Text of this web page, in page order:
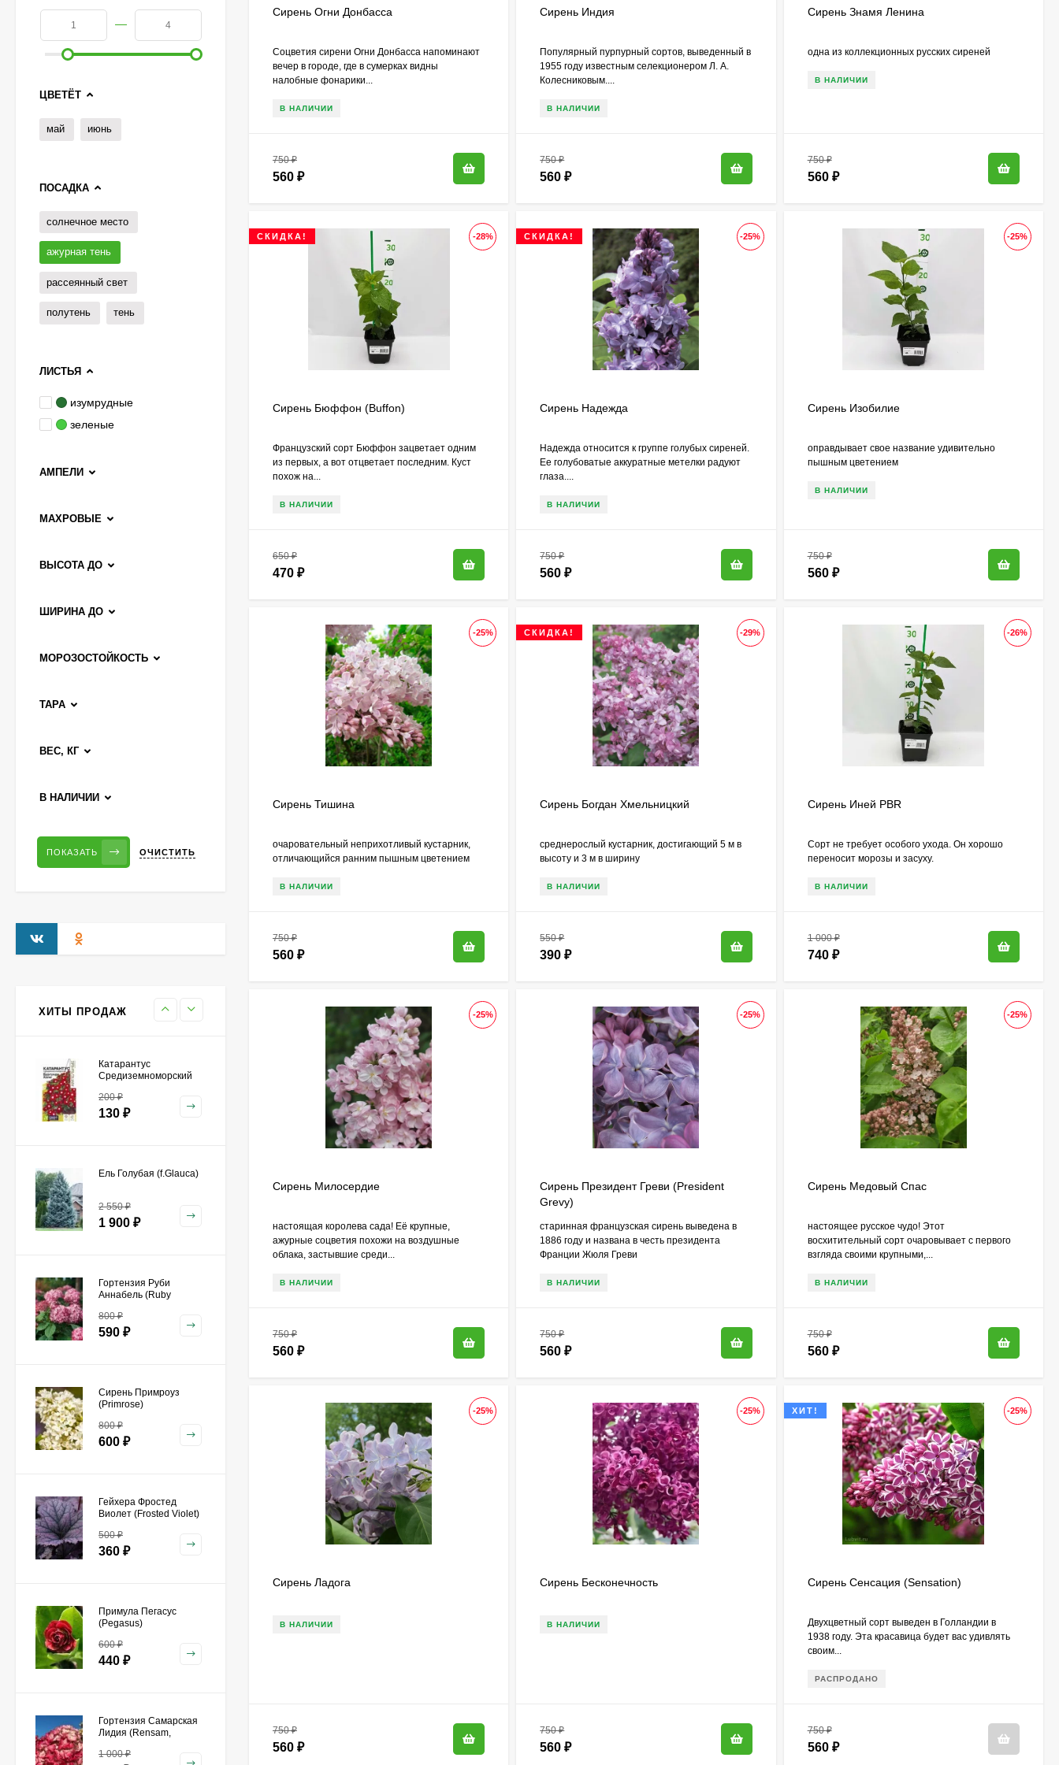
Сирень Огни Донбасса
Соцветия сирени Огни Донбасса напоминают
вечер в городе, где в сумерках видны
налобные фонарики...
В НАЛИЧИИ
750₽
560 ₽
Сирень Индия
Популярный пурпурный сортов, выведенный в
1955 году известным селекционером Л. А.
Колесниковым....
В НАЛИЧИИ
750₽
560₽
Сирень Знамя Ленина
одна из коллекционных русских сиреней
В НАЛИЧИИ
750₽
560 ₽
-28%
СКИДКА!
Сирень Бюффон (Buffon)
Французский сорт Бюффон зацветает одним
из первых, а вот отцветает последним. Куст
похож на...
В НАЛИЧИИ
650₽
470 ₽
-25%
СКИДКА!
Сирень Надежда
Надежда относится к группе голубых сиреней.
Ее голубоватые аккуратные метелки радуют
глаза....
В НАЛИЧИИ
750₽
560₽
-25%
Сирень Изобилие
оправдывает свое название удивительно
пышным цветением
В НАЛИЧИИ
750₽
560 ₽
-25%
Сирень Тишина
очаровательный неприхотливый кустарник,
отличающийся ранним пышным цветением
В НАЛИЧИИ
750₽
560 ₽
-29%
СКИДКА!
Сирень Богдан Хмельницкий
среднерослый кустарник, достигающий 5 м в
высоту и 3 м в ширину
В НАЛИЧИИ
550₽
390₽
-26%
Сирень Иней PBR
Сорт не требует особого ухода. Он хорошо
переносит морозы и засуху.
В НАЛИЧИИ
1 000₽
740 ₽
-25%
Сирень Милосердие
настоящая королева сада! Её крупные,
ажурные соцветия похожи на воздушные
облака, застывшие среди...
В НАЛИЧИИ
750₽
560 ₽
-25%
Сирень Президент Греви (President
Grevy)
старинная французская сирень выведена в
1886 году и названа в честь президента
Франции Жюля Греви
В НАЛИЧИИ
750₽
560₽
-25%
Сирень Медовый Спас
настоящее русское чудо! Этот
восхитительный сорт очаровывает с первого
взгляда своими крупными,...
В НАЛИЧИИ
750₽
560 ₽
-25%
Сирень Ладога
В НАЛИЧИИ
750₽
560 ₽
-25%
Сирень Бесконечность
В НАЛИЧИИ
750₽
560₽
-25%
ХИТ!
Сирень Сенсация (Sensation)
Двухцветный сорт выведен в Голландии в
1938 году. Эта красавица будет вас удивлять
своим...
РАСПРОДАНО
750₽
560 ₽
—
ЦВЕТЁТ
май июнь
ПОСАДКА
солнечное место
ажурная тень
рассеянный свет
полутень тень
ЛИСТЬЯ
изумрудные
зеленые
АМПЕЛИ
МАХРОВЫЕ
ВЫСОТА ДО
ШИРИНА ДО
МОРОЗОСТОЙКОСТЬ
ТАРА
ВЕС, КГ
В НАЛИЧИИ
ПОКАЗАТЬ ОЧИСТИТЬ
ХИТЫ ПРОДАЖ
Гортензия Полистар
(Polestar) метельчатая
Чубушник Зоя
Гейхера Электра
430
метельчатая
800₽
Зебра (Golden Zebra)
Катарантус
Средиземноморский
алтая]
200₽
130 ₽
Ель Голубая (f.Glauca)
2 550₽
1 900 ₽
Гортензия Руби
Аннабель (Ruby
800₽
590 ₽
Сирень Примроуз
(Primrose)
800₽
600 ₽
Гейхера Фростед
Виолет (Frosted Violet)
500₽
360 ₽
Примула Пегасус
(Pegasus)
600₽
440 ₽
Гортензия Самарская
Лидия (Rensam,
метельчатая
1 000₽